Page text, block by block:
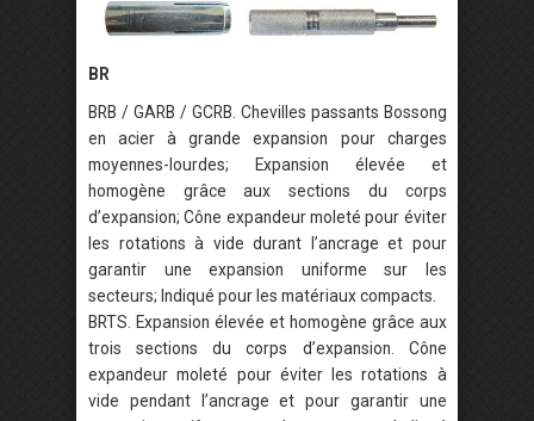
BR
BRB / GARB / GCRB. Chevilles passants Bossong
en acier à grande expansion pour charges
moyennes-lourdes; Expansion élevée et
homogène grâce aux sections du corps
d’expansion; Cône expandeur moleté pour éviter
les rotations à vide durant l’ancrage et pour
garantir une expansion uniforme sur les
secteurs; Indiqué pour les matériaux compacts.
BRTS. Expansion élevée et homogène grâce aux
trois sections du corps d’expansion. Cône
expandeur moleté pour éviter les rotations à
vide pendant l’ancrage et pour garantir une